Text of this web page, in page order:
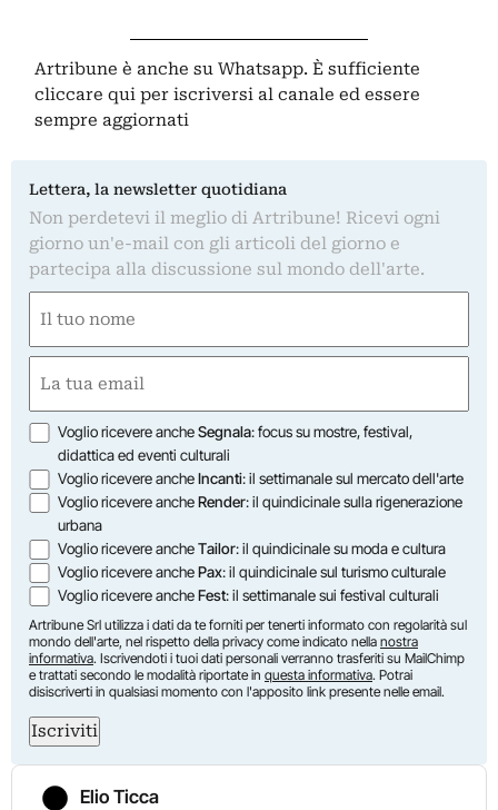
Artribune è anche su Whatsapp. È sufficiente
cliccare qui per iscriversi al canale ed essere
sempre aggiornati
Lettera, la newsletter quotidiana
Non perdetevi il meglio di Artribune! Ricevi ogni
giorno un'e-mail con gli articoli del giorno e
partecipa alla discussione sul mondo dell'arte.
(Obbligatorio)
Nome
(Obbligatorio)
Opzioni
Voglio ricevere ancheSegnala: focus su mostre, festival,
didattica ed eventi culturali
Voglio ricevere ancheIncanti: il settimanale sul mercato dell'arte
Voglio ricevere ancheRender: il quindicinale sulla rigenerazione
urbana
Voglio ricevere ancheTailor: il quindicinale su moda e cultura
Voglio ricevere anchePax: il quindicinale sul turismo culturale
Voglio ricevere ancheFest: il settimanale sui festival culturali
Artribune Srl utilizza i dati da te forniti per tenerti informato con regolarità sul
mondo dell'arte, nel rispetto della privacy come indicato nella nostra
informativa. Iscrivendoti i tuoi dati personali verranno trasferiti su MailChimp
e trattati secondo le modalità riportate in questa informativa. Potrai
disiscriverti in qualsiasi momento con l'apposito link presente nelle email.
Iscriviti
Elio Ticca